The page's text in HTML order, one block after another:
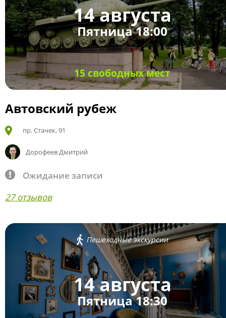
14 августа
Пятница 18:00
15 свободных мест
Автовский рубеж
пр. Стачек, 91
Дорофеев Дмитрий
Ожидание записи
27 отзывов
Пешеходные экскурсии
14 августа
Пятница 18:30